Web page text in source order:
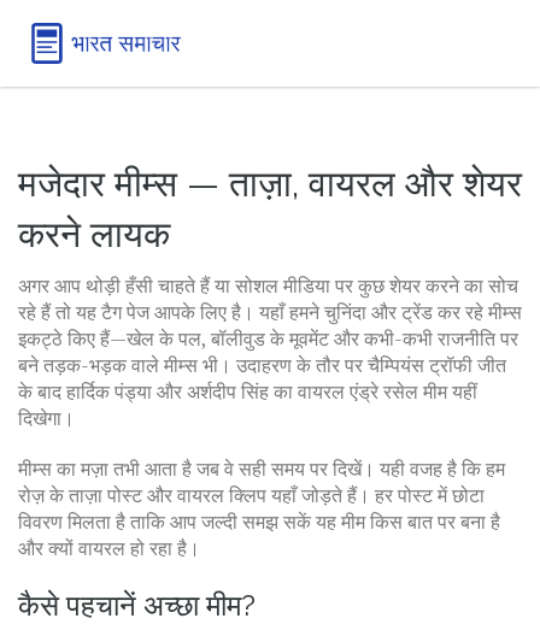
मजेदार मीम्स — ताज़ा, वायरल और शेयर
करने लायक
अगर आप थोड़ी हँसी चाहते हैं या सोशल मीडिया पर कुछ शेयर करने का सोच
रहे हैं तो यह टैग पेज आपके लिए है। यहाँ हमने चुनिंदा और ट्रेंड कर रहे मीम्स
इकट्ठे किए हैं—खेल के पल, बॉलीवुड के मूवमेंट और कभी-कभी राजनीति पर
बने तड़क-भड़क वाले मीम्स भी। उदाहरण के तौर पर चैम्पियंस ट्रॉफी जीत
के बाद हार्दिक पंड्या और अर्शदीप सिंह का वायरल एंड्रे रसेल मीम यहीं
दिखेगा।
मीम्स का मज़ा तभी आता है जब वे सही समय पर दिखें। यही वजह है कि हम
रोज़ के ताज़ा पोस्ट और वायरल क्लिप यहाँ जोड़ते हैं। हर पोस्ट में छोटा
विवरण मिलता है ताकि आप जल्दी समझ सकें यह मीम किस बात पर बना है
और क्यों वायरल हो रहा है।
कैसे पहचानें अच्छा मीम?